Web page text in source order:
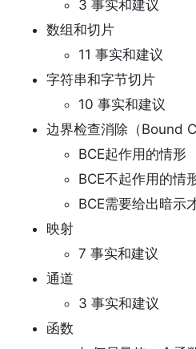
3 事实和建议
数组和切片
11 事实和建议
字符串和字节切片
10 事实和建议
边界检查消除（Bound
BCE起作用的情形
BCE不起作用的情
BCE需要给出暗示
映射
7 事实和建议
通道
3 事实和建议
函数